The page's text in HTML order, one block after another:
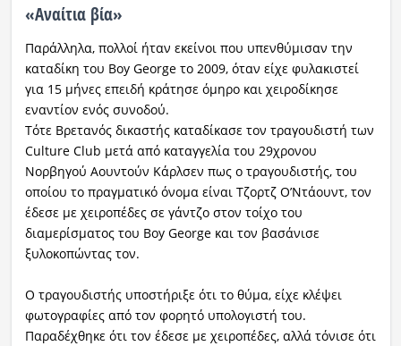
«Aναίτια βία»
Παράλληλα, πολλοί ήταν εκείνοι που υπενθύμισαν την
καταδίκη του Boy George το 2009, όταν είχε φυλακιστεί
για 15 μήνες επειδή κράτησε όμηρο και χειροδίκησε
εναντίον ενός συνοδού.
Τότε Βρετανός δικαστής καταδίκασε τον τραγουδιστή των
Culture Club μετά από καταγγελία του 29χρονου
Νορβηγού Αουντούν Κάρλσεν πως ο τραγουδιστής, του
οποίου το πραγματικό όνομα είναι Τζορτζ Ο’Ντάουντ, τον
έδεσε με χειροπέδες σε γάντζο στον τοίχο του
διαμερίσματος του Boy George και τον βασάνισε
ξυλοκοπώντας τον.
Ο τραγουδιστής υποστήριξε ότι το θύμα, είχε κλέψει
φωτογραφίες από τον φορητό υπολογιστή του.
Παραδέχθηκε ότι τον έδεσε με χειροπέδες, αλλά τόνισε ότι